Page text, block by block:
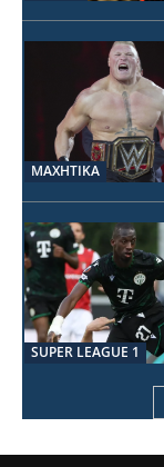
ΜΑΧΗΤΙΚΑ
SUPER LEAGUE 1